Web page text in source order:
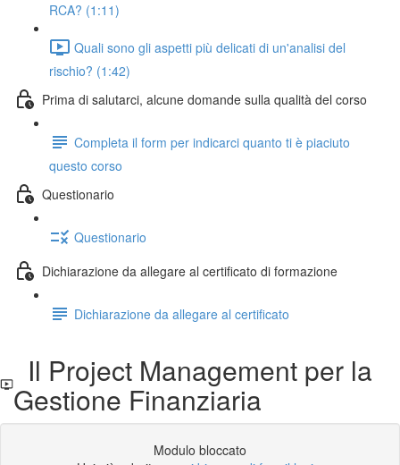
RCA? (1:11)
Quali sono gli aspetti più delicati di un'analisi del
rischio? (1:42)
Prima di salutarci, alcune domande sulla qualità del corso
Completa il form per indicarci quanto ti è piaciuto
questo corso
Questionario
Questionario
Dichiarazione da allegare al certificato di formazione
Dichiarazione da allegare al certificato
Il Project Management per la
Gestione Finanziaria
Modulo bloccato